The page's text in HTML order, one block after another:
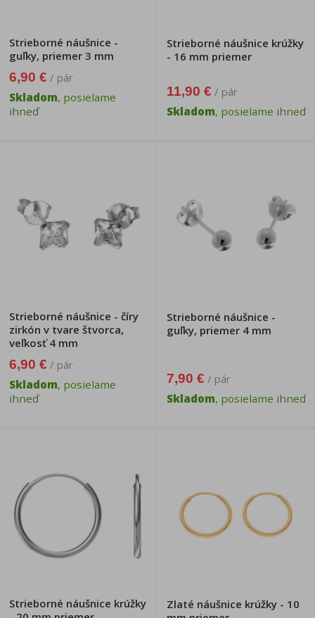
Strieborné náušnice -
guľky, priemer 3 mm
6,90 € / pár
Skladom, posielame
ihneď
Strieborné náušnice krúžky
- 16 mm priemer
11,90 € / pár
Skladom, posielame ihneď
Strieborné náušnice - číry
zirkón v tvare štvorca,
veľkosť 4 mm
6,90 € / pár
Skladom, posielame
ihneď
Strieborné náušnice -
guľky, priemer 4 mm
7,90 € / pár
Skladom, posielame ihneď
Strieborné náušnice krúžky
Zlaté náušnice krúžky - 10